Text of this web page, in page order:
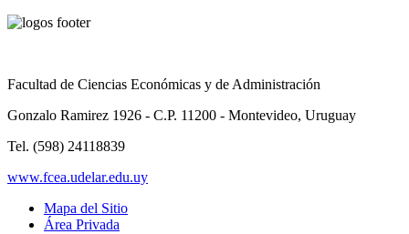
Facultad de Ciencias Económicas y de Administración
Gonzalo Ramirez 1926 - C.P. 11200 - Montevideo, Uruguay
Tel. (598) 24118839
www.fcea.udelar.edu.uy
Mapa del Sitio
Área Privada